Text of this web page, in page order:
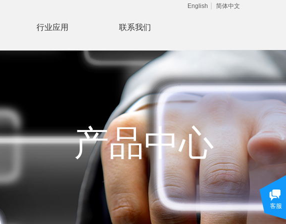
English 简体中文
行业应用 联系我们
产品中心
客服